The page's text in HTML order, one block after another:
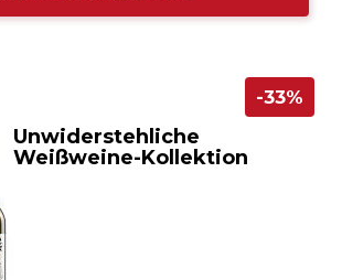
Unwiderstehliche
Weißweine-Kollektion
-33%